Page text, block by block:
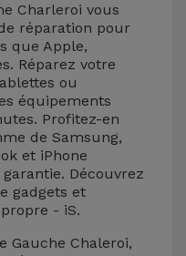
Charleroi vous
réparation pour
que Apple,
Réparez votre
ou
équipements
Profitez-en
de Samsung,
et iPhone
Découvrez
gadgets et
- iS.
Gauche Chaleroi,